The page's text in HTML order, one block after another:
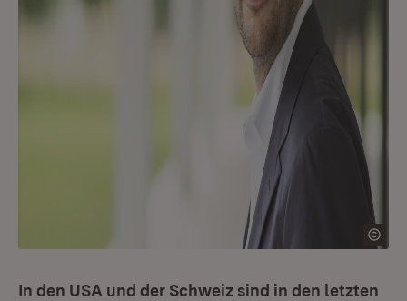
In den USA und der Schweiz sind in den letzten